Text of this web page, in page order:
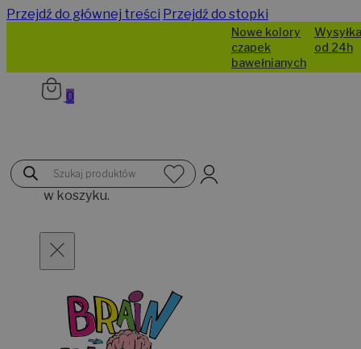
Przejdź do głównej treści Przejdź do stopki
Nowe kolory
czapek
bawełnianych
Wysyłka
od 24h
Wyszukiwarka
produktów
0
Brak
produktów
w koszyku.